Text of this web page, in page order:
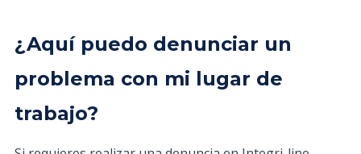
¿Aquí puedo denunciar un
problema con mi lugar de
trabajo?